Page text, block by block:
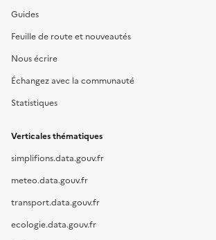
Guides
Feuille de route et nouveautés
Nous écrire
Échangez avec la communauté
Statistiques
Verticales thématiques
simplifions.data.gouv.fr
meteo.data.gouv.fr
transport.data.gouv.fr
ecologie.data.gouv.fr